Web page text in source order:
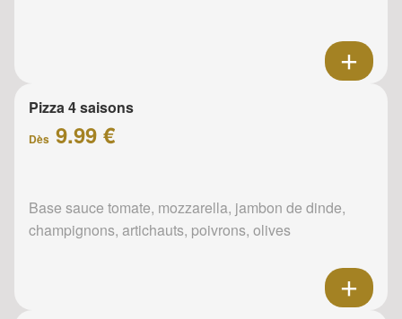
Pizza 4 saisons
Dès 9.99 €
Base sauce tomate, mozzarella, jambon de dinde,
champignons, artichauts, poivrons, olives